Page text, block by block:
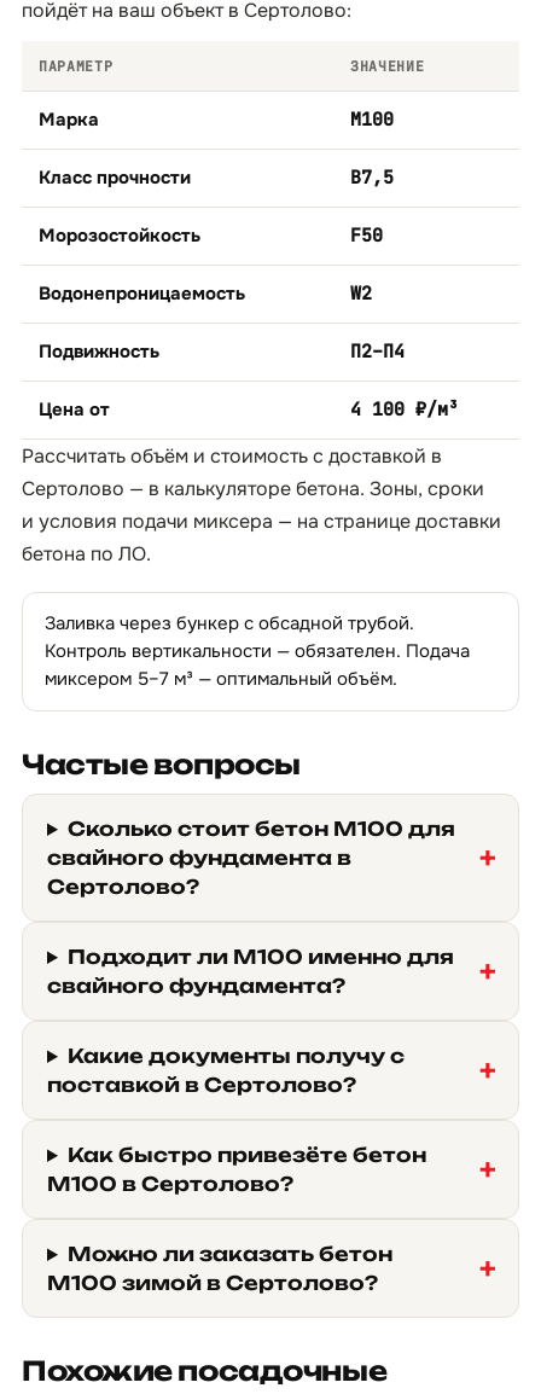
пойдёт на ваш объект в Сертолово:
ПАРАМЕТР ЗНАЧЕНИЕ
Марка М100
Класс прочности B7,5
Морозостойкость F50
Водонепроницаемость W2
Подвижность П2–П4
Цена от 4 100 ₽/м³
Рассчитать объём и стоимость с доставкой в
Сертолово — в калькуляторе бетона. Зоны, сроки
и условия подачи миксера — на страницедоставки
бетона по ЛО.
Заливка через бункер с обсадной трубой.
Контроль вертикальности — обязателен. Подача
миксером 5–7 м³ — оптимальный объём.
Частые вопросы
Сколько стоит бетон М100 для
свайного фундамента в
Сертолово?
Подходит ли М100 именно для
свайного фундамента?
Какие документы получу с
поставкой в Сертолово?
Как быстро привезёте бетон
М100 в Сертолово?
Можно ли заказать бетон
М100 зимой в Сертолово?
Похожие посадочные